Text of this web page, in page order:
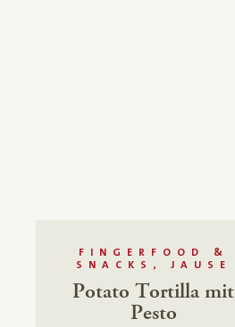
FINGERFOOD &
SNACKS, JAUSE
Potato Tortilla mit
Pesto